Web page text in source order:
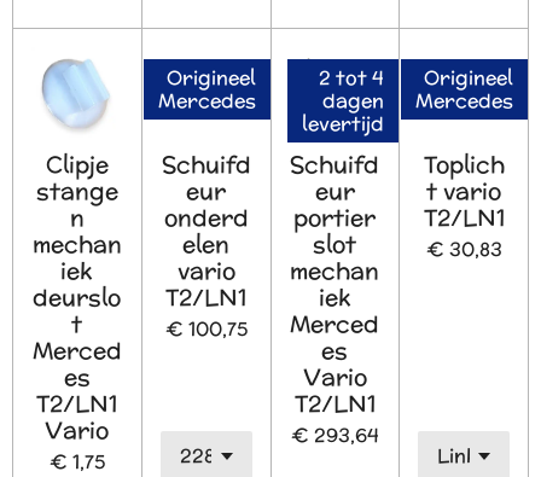
Clipje
stange
n
mechan
iek
deurslo
t
Merced
es
T2/LN1
Vario
€ 1,75
Origineel
Mercedes
Schuifd
eur
onderd
elen
vario
T2/LN1
€ 100,75
2 tot 4
dagen
levertijd
Schuifd
eur
portier
slot
mechan
iek
Merced
es
Vario
T2/LN1
€ 293,64
Origineel
Mercedes
Toplich
t vario
T2/LN1
€ 30,83